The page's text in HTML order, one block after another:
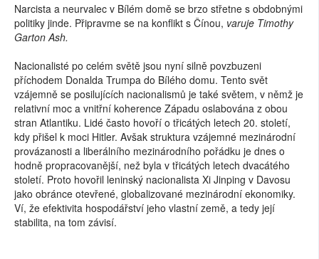
Narcista a neurvalec v Bílém domě se brzo střetne s obdobnými
politiky jinde. Připravme se na konflikt s Čínou, varuje Timothy
Garton Ash.
Nacionalisté po celém světě jsou nyní silně povzbuzeni
příchodem Donalda Trumpa do Bílého domu. Tento svět
vzájemně se posilujících nacionalismů je také světem, v němž je
relativní moc a vnitřní koherence Západu oslabována z obou
stran Atlantiku. Lidé často hovoří o třicátých letech 20. století,
kdy přišel k moci Hitler. Avšak struktura vzájemné mezinárodní
provázanosti a liberálního mezinárodního pořádku je dnes o
hodně propracovanější, než byla v třicátých letech dvacátého
století. Proto hovořil leninský nacionalista Xi Jinping v Davosu
jako obránce otevřené, globalizované mezinárodní ekonomiky.
Ví, že efektivita hospodářství jeho vlastní země, a tedy její
stabilita, na tom závisí.